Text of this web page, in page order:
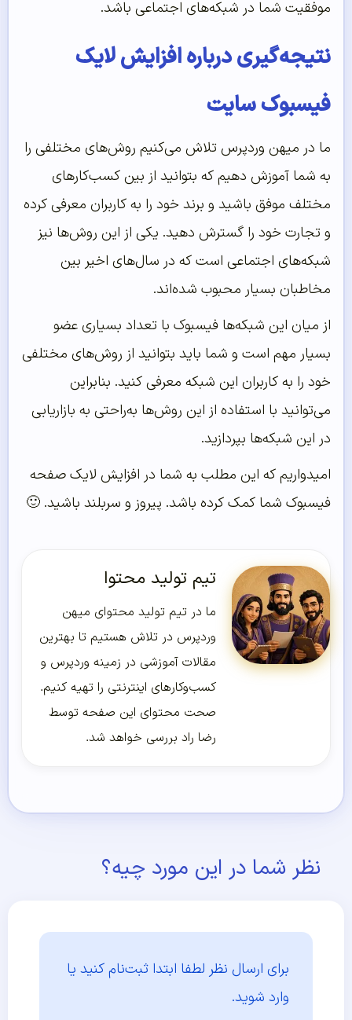
موفقیت شما در شبکه‌های اجتماعی باشد.
نتیجه‌‌‌‌‌گیری درباره افزایش لایک
فیسبوک سایت
ما در میهن وردپرس تلاش می‌کنیم روش‌های مختلفی را
به شما آموزش دهیم که بتوانید از بین کسب‌کارهای
مختلف موفق باشید و برند خود را به کاربران معرفی کرده
و تجارت خود را گسترش دهید. یکی از این روش‌ها نیز
شبکه‌های اجتماعی است که در سال‌های اخیر بین
مخاطبان بسیار محبوب شده‌اند.
از میان این شبکه‌ها فیسبوک با تعداد بسیاری عضو
بسیار مهم است و شما باید بتوانید از روش‌های مختلفی
خود را به کاربران این شبکه معرفی کنید. بنابراین
می‌توانید با استفاده از این روش‌ها به‌راحتی به بازاریابی
در این شبکه‌ها بپردازید.
امیدواریم که این مطلب به شما در افزایش لایک صفحه
فیسبوک شما کمک کرده باشد. پیروز و سربلند باشید. 🙂
تیم تولید محتوا
ما در تیم تولید محتوای میهن
وردپرس در تلاش هستیم تا بهترین
مقالات آموزشی در زمینه وردپرس و
کسب‌و‌کارهای اینترنتی را تهیه کنیم.
صحت محتوای این صفحه توسط
رضا راد بررسی خواهد شد.
نظر شما در این مورد چیه؟
برای ارسال نظر لطفا ابتدا ثبت‌نام کنید یا
وارد شوید.